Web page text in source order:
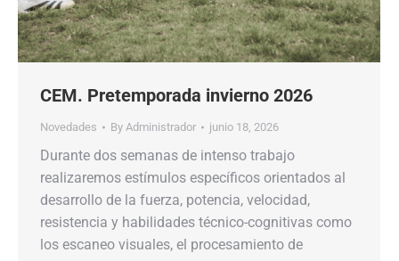
CEM. Pretemporada invierno 2026
Novedades By Administrador junio 18, 2026
Durante dos semanas de intenso trabajo
realizaremos estímulos específicos orientados al
desarrollo de la fuerza, potencia, velocidad,
resistencia y habilidades técnico-cognitivas como
los escaneo visuales, el procesamiento de